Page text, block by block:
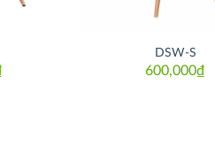
DSW-S
600,000₫